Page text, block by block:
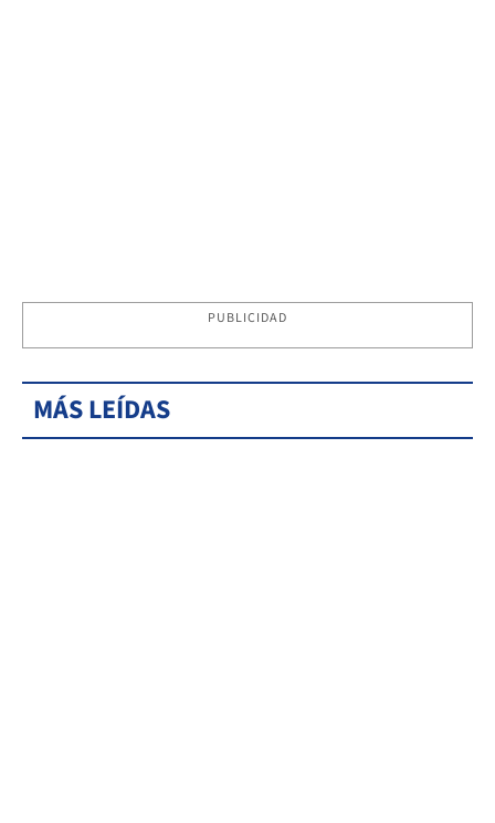
PUBLICIDAD
MÁS LEÍDAS